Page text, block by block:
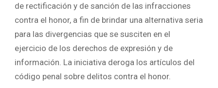
de rectificación y de sanción de las infracciones
contra el honor, a fin de brindar una alternativa seria
para las divergencias que se susciten en el
ejercicio de los derechos de expresión y de
información. La iniciativa deroga los artículos del
código penal sobre delitos contra el honor.